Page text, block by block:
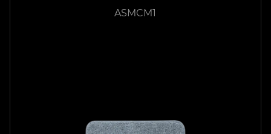
ASMCM1